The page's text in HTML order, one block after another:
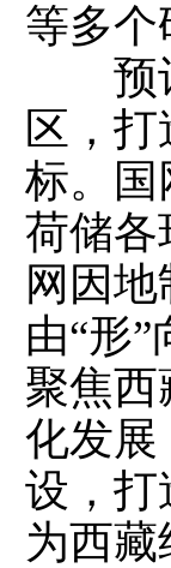
等多个
预
区，
标。国
荷储各
网因
由“形
聚焦西
化发展
设，打
为西